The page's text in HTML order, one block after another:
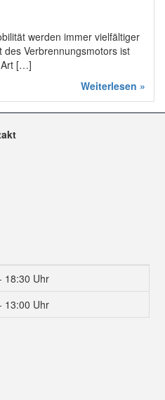
werden immer vielfältiger
des Verbrennungsmotors ist
Art […]
Weiterlesen »
18:30 Uhr
13:00 Uhr